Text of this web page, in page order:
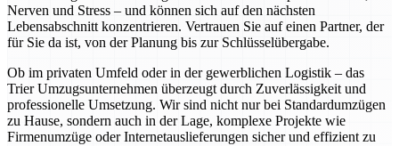
Nerven und Stress – und können sich auf den nächsten
Lebensabschnitt konzentrieren. Vertrauen Sie auf einen Partner, der
für Sie da ist, von der Planung bis zur Schlüsselübergabe.
Ob im privaten Umfeld oder in der gewerblichen Logistik – das
Trier Umzugsunternehmen überzeugt durch Zuverlässigkeit und
professionelle Umsetzung. Wir sind nicht nur bei Standardumzügen
zu Hause, sondern auch in der Lage, komplexe Projekte wie
Firmenumzüge oder Internetauslieferungen sicher und effizient zu